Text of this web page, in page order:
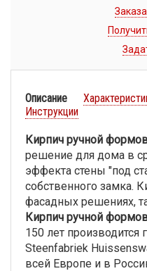
Описание
Инструкции
Кирпич ручной
решение для дома в
эффекта стены "под
собственного замка.
фасадных решениях,
Кирпич ручной
150 лет производится
Steenfabriek
всей Европе и в